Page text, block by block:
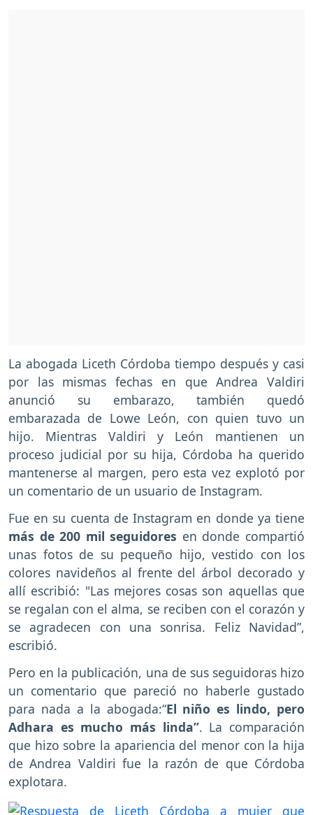
La abogada Liceth Córdoba tiempo después y casi
por las mismas fechas en que Andrea Valdiri
anunció su embarazo, también quedó
embarazada de Lowe León, con quien tuvo un
hijo. Mientras Valdiri y León mantienen un
proceso judicial por su hija, Córdoba ha querido
mantenerse al margen, pero esta vez explotó por
un comentario de un usuario de Instagram.
Fue en su cuenta de Instagram en donde ya tiene
más de 200 mil seguidores en donde compartió
unas fotos de su pequeño hijo, vestido con los
colores navideños al frente del árbol decorado y
allí escribió: "Las mejores cosas son aquellas que
se regalan con el alma, se reciben con el corazón y
se agradecen con una sonrisa. Feliz Navidad”,
escribió.
Pero en la publicación, una de sus seguidoras hizo
un comentario que pareció no haberle gustado
para nada a la abogada:“El niño es lindo, pero
Adhara es mucho más linda”. La comparación
que hizo sobre la apariencia del menor con la hija
de Andrea Valdiri fue la razón de que Córdoba
explotara.